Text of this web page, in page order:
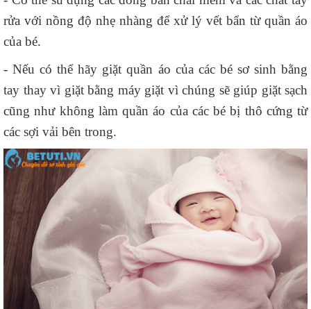
rửa với nồng độ nhẹ nhàng để xử lý vết bẩn từ quần áo
của bé.
- Nếu có thể hãy giặt quần áo của các bé sơ sinh bằng
tay thay vì giặt bằng máy giặt vì chúng sẽ giúp giặt sạch
cũng như không làm quần áo của các bé bị thô cứng từ
các sợi vải bên trong.